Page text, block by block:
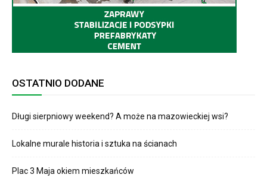
OSTATNIO DODANE
Długi sierpniowy weekend? A może na mazowieckiej wsi?
Lokalne murale historia i sztuka na ścianach
Plac 3 Maja okiem mieszkańców